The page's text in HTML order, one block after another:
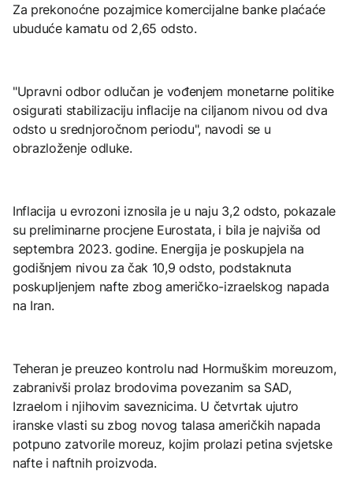
Za prekonoćne pozajmice komercijalne banke plaćaće
ubuduće kamatu od 2,65 odsto.
"Upravni odbor odlučan je vođenjem monetarne politike
osigurati stabilizaciju inflacije na ciljanom nivou od dva
odsto u srednjoročnom periodu", navodi se u
obrazloženje odluke.
Inflacija u evrozoni iznosila je u naju 3,2 odsto, pokazale
su preliminarne procjene Eurostata, i bila je najviša od
septembra 2023. godine. Energija je poskupjela na
godišnjem nivou za čak 10,9 odsto, podstaknuta
poskupljenjem nafte zbog američko-izraelskog napada
na Iran.
Teheran je preuzeo kontrolu nad Hormuškim moreuzom,
zabranivši prolaz brodovima povezanim sa SAD,
Izraelom i njihovim saveznicima. U četvrtak ujutro
iranske vlasti su zbog novog talasa američkih napada
potpuno zatvorile moreuz, kojim prolazi petina svjetske
nafte i naftnih proizvoda.